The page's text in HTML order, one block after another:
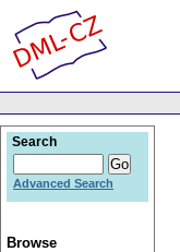
Search
Advanced Search
Browse